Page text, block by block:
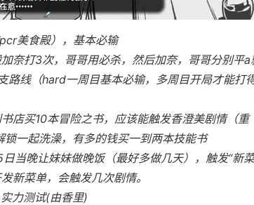
美食殿），基本必输
奈打3次，哥哥用必杀，然后加奈，哥哥分别平a
路线（hard一周目基本必输，多周目开局才能打
店买10本冒险之书，应该能触发香澄美剧情（重
一起洗澡，有多的钱买一到两本技能书
当晚让妹妹做晚饭（最好多做几天），触发“新
新菜单，会触发几次剧情。
力测试(由香里)